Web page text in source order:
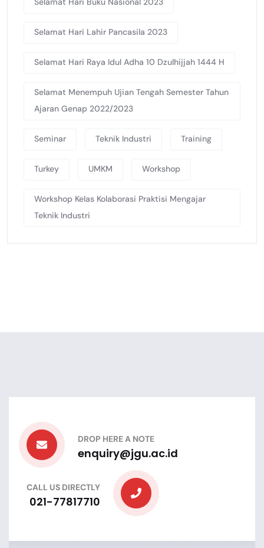
Selamat Hari Lahir Pancasila 2023
Selamat Hari Raya Idul Adha 10 Dzulhijjah 1444 H
Selamat Menempuh Ujian Tengah Semester Tahun
Ajaran Genap 2022/2023
Seminar Teknik Industri Training
Turkey UMKM Workshop
Workshop Kelas Kolaborasi Praktisi Mengajar
Teknik Industri
DROP HERE A NOTE
enquiry@jgu.ac.id
CALL US DIRECTLY
021-77817710